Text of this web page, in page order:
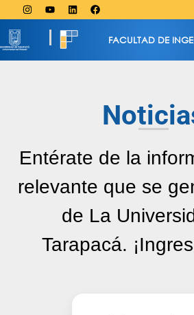
FACULTAD DE
Entérate de la
relevante que se
de La
Tarapacá.